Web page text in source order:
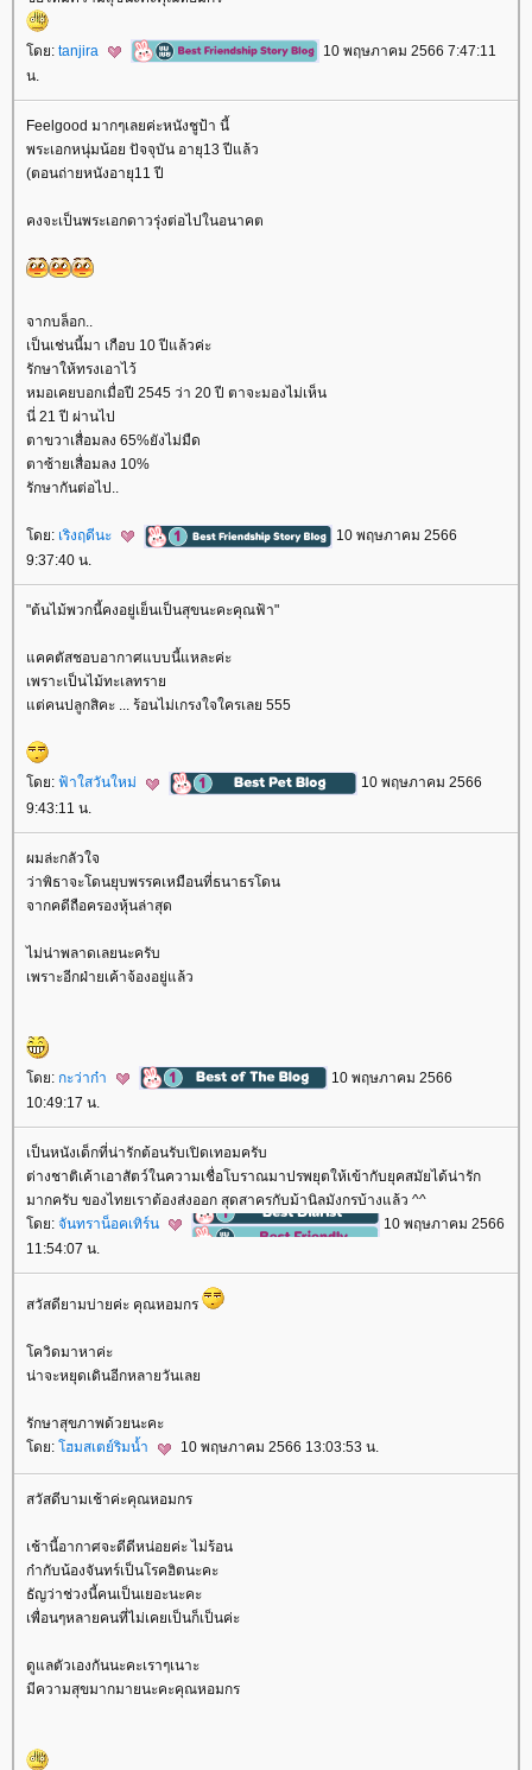
ดย: tanjira
10 พฤษภาคม 2566 7:47:11
น.
Feelgood มากๆเลยค่ะหนังชูป้า นี้
พระเอกหนุ่มน้อย ปัจจุบัน อายุ13 ปีแล้ว
(ตอนถ่ายหนังอายุ11 ปี
คงจะเป็นพระเอกดาวรุ่งต่อไปในอนาคต
จากบล็อก..
เป็นเช่นนี้มา เกือบ 10 ปีแล้วค่ะ
รักษาให้ทรงเอาไว้
หมอเคยบอกเมื่อปี 2545 ว่า 20 ปี ตาจะมองไม่เห็น
นี่ 21 ปี ผ่านไป
ตาขวาเสื่อมลง 65%ยังไม่มืด
ตาซ้ายเสื่อมลง 10%
รักษากันต่อไป..
ดย: เริงฤดีนะ
10 พฤษภาคม 2566
9:37:40 น.
"ต้นไม้พวกนี้คงอยู่เย็นเป็นสุขนะคะคุณฟ้า"
คคตัสชอบอากาศแบบนี้แหละค่ะ
เพราะเป็นไม้ทะเลทรา
ต่คนปลูกสิคะ ... ร้อนไม่เกรงใจใครเลย 555
ดย: ฟ้าใสวันใหม่
10 พฤษภาคม 2566
9:43:11 น.
ผมล่ะกลัวใจ
ว่าพิธาจะโดนยุบพรรคเหมือนที่ธนาธรโดน
จากคดีถือครองหุ้นล่าสุด
ไม่น่าพลาดเลยนะครับ
เพราะอีกฝ่ายเค้าจ้องอยู่แล้ว
ดย: กะว่าก๋า
10 พฤษภาคม 2566
10:49:17 น.
เป็นหนังเด็กที่น่ารักต้อนรับเปิดเทอมครับ
ต่างชาติเค้าเอาสัตว์ในความเชื่อโบราณมาปรพยุตให้เข้ากับยุคสมัยได้น่ารัก
มากครับ ของไทยเราต้องส่งออก สุดสาครกับม้านิลมังกรบ้างแล้ว ^^
ดย: จันทราน็อคเทิร์น
10 พฤษภาคม 2566
11:54:07 น.
สวัสดียามบ่ายค่ะ คุณหอมกร
ควิดมาหาค่ะ
น่าจะหยุดเดินอีกหลายวันเล
รักษาสุขภาพด้วยนะคะ
ดย: ฮมสเตย์ริมน้ำ 10 พฤษภาคม 2566 13:03:53 น.
สวัสดีบามเช้าค่ะคุณหอมกร
เช้านี้อากาศจะดีดีหน่อยค่ะ ไม่ร้อน
ก๋ากับน้องจันทร์เป็นโรคฮิตนะคะ
ธัญว่าช่วงนี้คนเป็นเยอะนะคะ
เพื่อนๆหลายคนที่ไม่เคยเป็นก็เป็นค่ะ
ดูแลตัวเองกันนะคะเราๆเนาะ
มีความสุขมากมายนะคะคุณหอมกร